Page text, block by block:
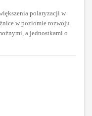
polaryzacji w
w poziomie rozwoju
a jednostkami o